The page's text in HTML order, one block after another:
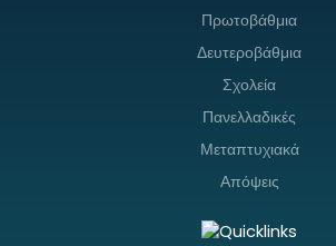
Πρωτοβάθμια
Δευτεροβάθμια
Σχολεία
Πανελλαδικές
Μεταπτυχιακά
Απόψεις